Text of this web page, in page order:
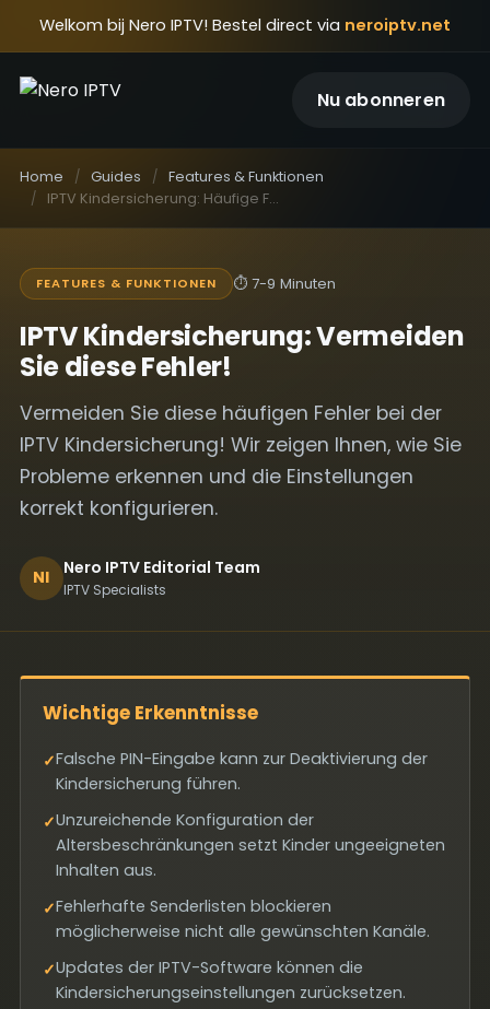
Welkom bij Nero IPTV! Bestel direct via neroiptv.net
Nu abonneren
Home Guides
Features & Funktionen
IPTV Kindersicherung: Häufige Fehler (und wie Sie sie beheben)
FEATURES & FUNKTIONEN ⏱ 7-9 Minuten
IPTV Kindersicherung: Vermeiden
Sie diese Fehler!
Vermeiden Sie diese häufigen Fehler bei der
IPTV Kindersicherung! Wir zeigen Ihnen, wie Sie
Probleme erkennen und die Einstellungen
korrekt konfigurieren.
NI Nero IPTV Editorial Team
IPTV Specialists
Wichtige Erkenntnisse
✓Falsche PIN-Eingabe kann zur Deaktivierung der
Kindersicherung führen.
✓Unzureichende Konfiguration der
Altersbeschränkungen setzt Kinder ungeeigneten
Inhalten aus.
✓Fehlerhafte Senderlisten blockieren
möglicherweise nicht alle gewünschten Kanäle.
✓Updates der IPTV-Software können die
Kindersicherungseinstellungen zurücksetzen.